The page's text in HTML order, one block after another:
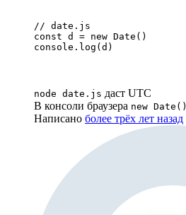
// date.js
const d = new Date()
console.log(d)
node date.js даст UTC
В консоли браузера new Date()
Написано более трёх лет назад